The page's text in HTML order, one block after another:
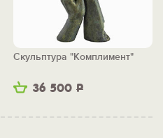
36 500 Р
Скульптура "Комплимент"